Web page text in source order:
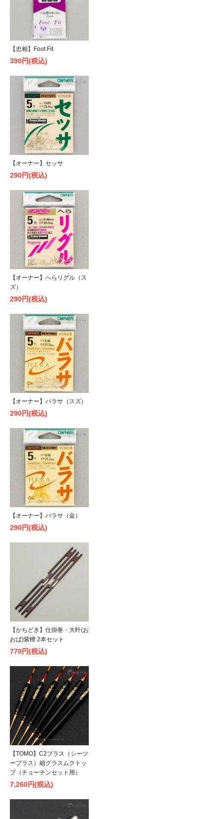
【忠相】Foot Fit
390円(税込)
【オーナー】セッサ
290円(税込)
【オーナー】へらリグル（ス
ズ）
290円(税込)
【オーナー】バラサ（スズ）
290円(税込)
【オーナー】バラサ（金）
290円(税込)
【かちどき】仕掛巻・大叶(お
おば)紫檀 2本セット
770円(税込)
【TOMO】C2プラス（シーツ
ープラス）細グラスムクトッ
プ（チョーチンセット用）
7,260円(税込)